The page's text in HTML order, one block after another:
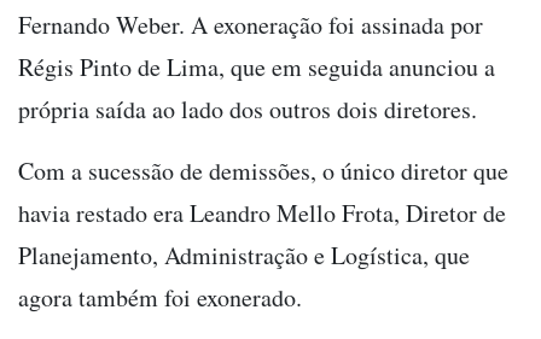
Fernando Weber. A exoneração foi assinada por
Régis Pinto de Lima, que em seguida anunciou a
própria saída ao lado dos outros dois diretores.
Com a sucessão de demissões, o único diretor que
havia restado era Leandro Mello Frota, Diretor de
Planejamento, Administração e Logística, que
agora também foi exonerado.